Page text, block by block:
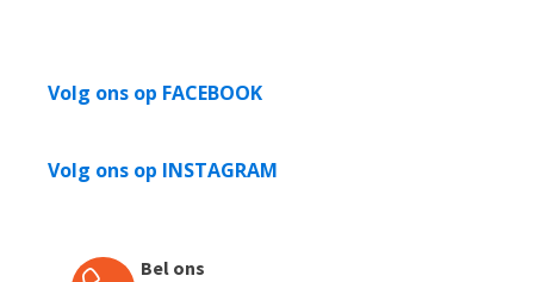
Volg ons op FACEBOOK
Volg ons op INSTAGRAM
Bel ons